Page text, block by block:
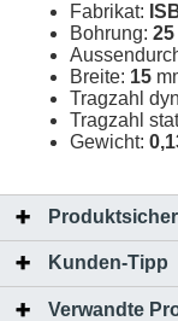
Fabrikat:
Bohrung: 25
Breite: 15
Tragzahl
Tragzahl
Gewicht:
Kunden-Tipp
Verwandte